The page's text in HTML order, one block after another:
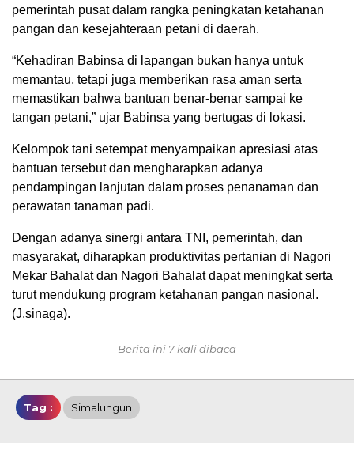
pemerintah pusat dalam rangka peningkatan ketahanan
pangan dan kesejahteraan petani di daerah.
“Kehadiran Babinsa di lapangan bukan hanya untuk
memantau, tetapi juga memberikan rasa aman serta
memastikan bahwa bantuan benar-benar sampai ke
tangan petani,” ujar Babinsa yang bertugas di lokasi.
Kelompok tani setempat menyampaikan apresiasi atas
bantuan tersebut dan mengharapkan adanya
pendampingan lanjutan dalam proses penanaman dan
perawatan tanaman padi.
Dengan adanya sinergi antara TNI, pemerintah, dan
masyarakat, diharapkan produktivitas pertanian di Nagori
Mekar Bahalat dan Nagori Bahalat dapat meningkat serta
turut mendukung program ketahanan pangan nasional.
(J.sinaga).
Berita ini 7 kali dibaca
Tag : Simalungun